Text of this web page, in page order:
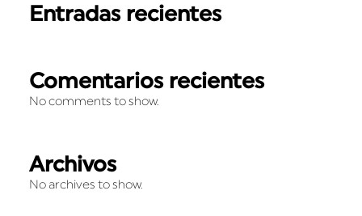
Entradas recientes
Comentarios recientes
No comments to show.
Archivos
No archives to show.